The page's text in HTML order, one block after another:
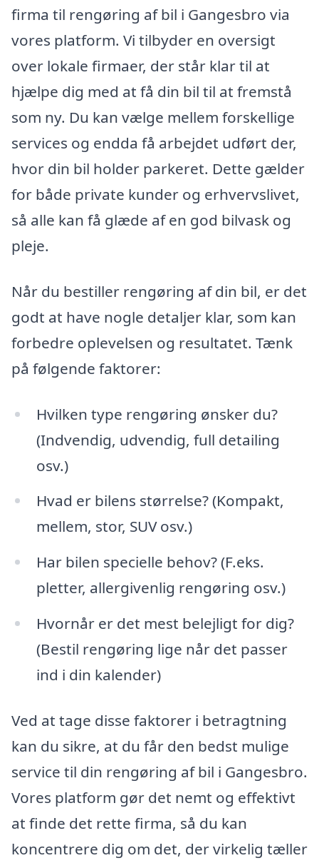
firma til rengøring af bil i Gangesbro via
vores platform. Vi tilbyder en oversigt
over lokale firmaer, der står klar til at
hjælpe dig med at få din bil til at fremstå
som ny. Du kan vælge mellem forskellige
services og endda få arbejdet udført der,
hvor din bil holder parkeret. Dette gælder
for både private kunder og erhvervslivet,
så alle kan få glæde af en god bilvask og
pleje.
Når du bestiller rengøring af din bil, er det
godt at have nogle detaljer klar, som kan
forbedre oplevelsen og resultatet. Tænk
på følgende faktorer:
Hvilken type rengøring ønsker du?
(Indvendig, udvendig, full detailing
osv.)
Hvad er bilens størrelse? (Kompakt,
mellem, stor, SUV osv.)
Har bilen specielle behov? (F.eks.
pletter, allergivenlig rengøring osv.)
Hvornår er det mest belejligt for dig?
(Bestil rengøring lige når det passer
ind i din kalender)
Ved at tage disse faktorer i betragtning
kan du sikre, at du får den bedst mulige
service til din rengøring af bil i Gangesbro.
Vores platform gør det nemt og effektivt
at finde det rette firma, så du kan
koncentrere dig om det, der virkelig tæller